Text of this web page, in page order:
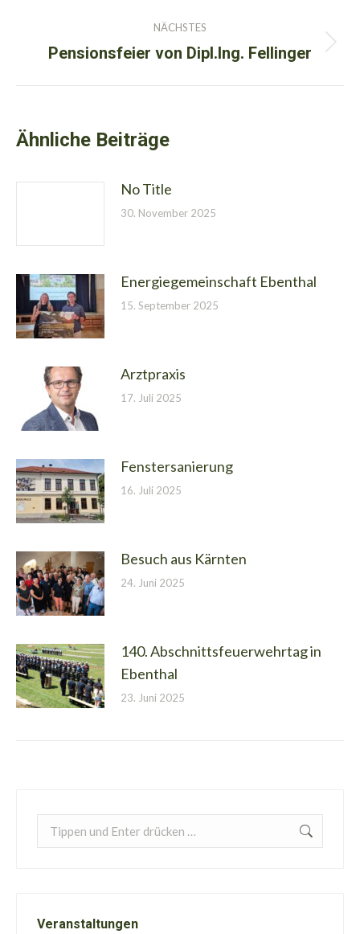
NÄCHSTES
Nächster
Pensionsfeier von Dipl.Ing. Fellinger
Ähnliche Beiträge
No Title
30. November 2025
Energiegemeinschaft Ebenthal
15. September 2025
Arztpraxis
17. Juli 2025
Fenstersanierung
16. Juli 2025
Besuch aus Kärnten
24. Juni 2025
140. Abschnittsfeuerwehrtag in
Ebenthal
23. Juni 2025
Search:
Veranstaltungen